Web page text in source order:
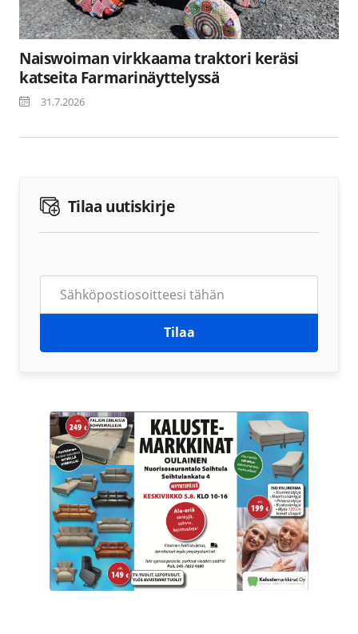
Naiswoiman virkkaama traktori keräsi
katseita Farmarinäyttelyssä
31.7.2026
Tilaa uutiskirje
Tilaa